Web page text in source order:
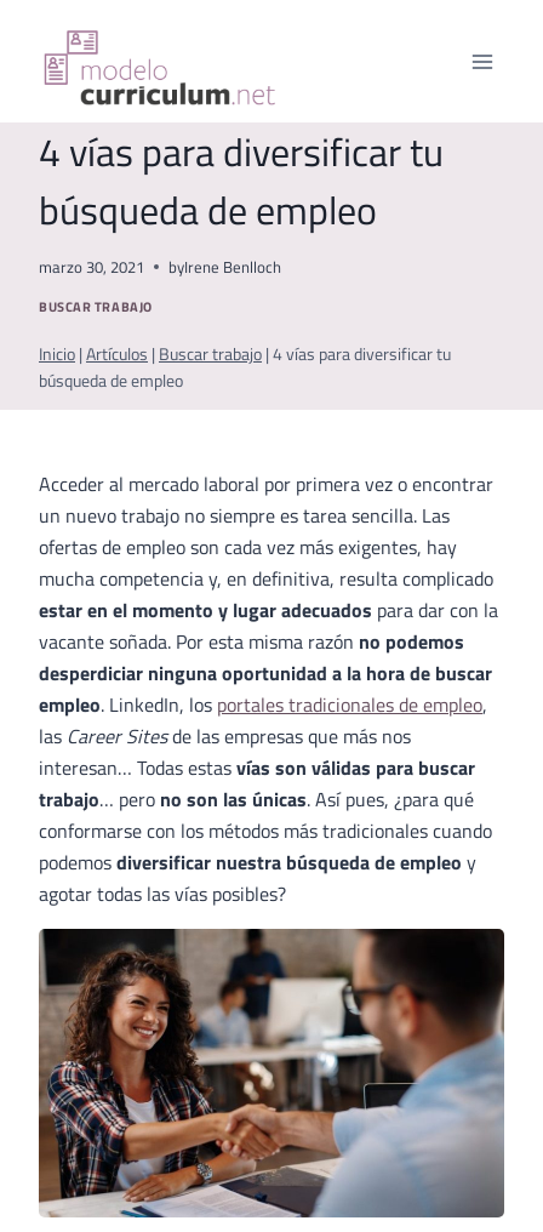
contenido
4 vías para diversificar tu
búsqueda de empleo
marzo 30, 2021 byIrene Benlloch
BUSCAR TRABAJO
Inicio | Artículos | Buscar trabajo | 4 vías para diversificar tu
búsqueda de empleo
Acceder al mercado laboral por primera vez o encontrar
un nuevo trabajo no siempre es tarea sencilla. Las
ofertas de empleo son cada vez más exigentes, hay
mucha competencia y, en definitiva, resulta complicado
estar en el momento y lugar adecuados para dar con la
vacante soñada. Por esta misma razón no podemos
desperdiciar ninguna oportunidad a la hora de buscar
empleo. LinkedIn, los portales tradicionales de empleo,
las Career Sitesde las empresas que más nos
interesan… Todas estasvías son válidas para buscar
trabajo… pero no son las únicas. Así pues, ¿para qué
conformarse con los métodos más tradicionales cuando
podemosdiversificar nuestra búsqueda de empleo y
agotar todas las vías posibles?